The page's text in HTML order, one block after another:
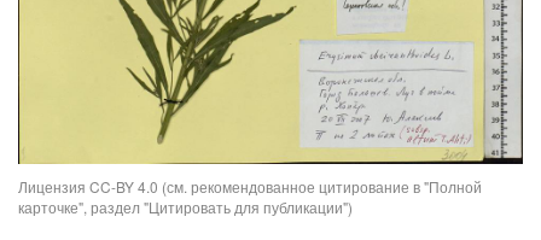
Лицензия CC-BY 4.0 (см. рекомендованное цитирование в "Полной
карточке", раздел "Цитировать для публикации")